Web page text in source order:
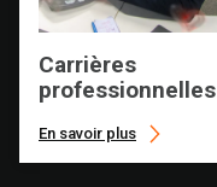
Carrières
professionnelles
En savoir plus